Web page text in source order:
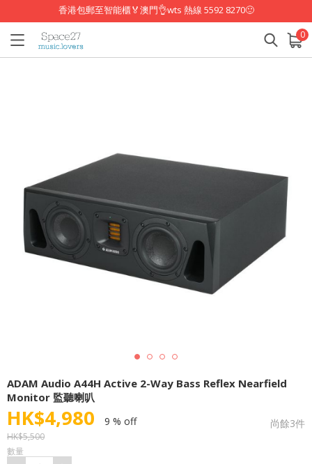
香港包郵至智能櫃🏅澳門👌wts 熱線 5592 8270🙂
0
已加入購物車 查看
ADAM Audio A44H Active 2-Way Bass Reflex Nearfield
Monitor 監聽喇叭
HK$4,980 9 % off 尚餘3件
HK$5,500
數量